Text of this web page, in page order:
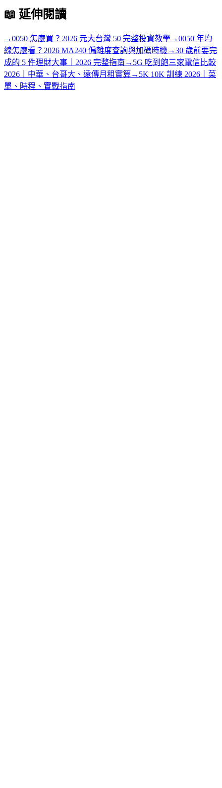
📖 延伸閱讀
→0050 怎麼買？2026 元大台灣 50 完整投資教學→0050 年均
線怎麼看？2026 MA240 偏離度查詢與加碼時機 →30 歲前要完
成的 5 件理財大事｜2026 完整指南 → 5G 吃到飽三家電信比較
2026｜中華、台哥大、遠傳月租實算→ 5K 10K 訓練 2026｜菜
單、時程、實戰指南